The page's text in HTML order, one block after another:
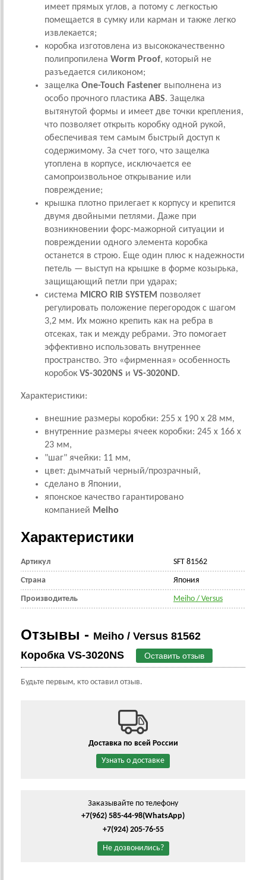
имеет прямых углов, а потому с легкостью
помещается в сумку или карман и также легко
извлекается;
коробка изготовлена из высококачественно
полипропилена Worm Proof, который не
разъедается силиконом;
защелка One-Touch Fastener выполнена из
особо прочного пластика ABS. Защелка
вытянутой формы и имеет две точки крепления,
что позволяет открыть коробку одной рукой,
обеспечивая тем самым быстрый доступ к
содержимому. За счет того, что защелка
утоплена в корпусе, исключается ее
самопроизвольное открывание или
повреждение;
крышка плотно прилегает к корпусу и крепится
двумя двойными петлями. Даже при
возникновении форс-мажорной ситуации и
повреждении одного элемента коробка
останется в строю. Еще один плюс к надежности
петель — выступ на крышке в форме козырька,
защищающий петли при ударах;
система MICRO RIB SYSTEM позволяет
регулировать положение перегородок с шагом
3,2 мм. Их можно крепить как на ребра в
отсеках, так и между ребрами. Это помогает
эффективно использовать внутреннее
пространство. Это «фирменная» особенность
коробок VS-3020NS и VS-3020ND.
Характеристики:
внешние размеры коробки: 255 x 190 x 28 мм,
внутренние размеры ячеек коробки: 245 x 166 x
23 мм,
"шаг" ячейки: 11 мм,
цвет: дымчатый черный/прозрачный,
сделано в Японии,
японское качество гарантировано
компанией Meiho
Характеристики
Артикул SFT 81562
Страна Япония
Производитель Meiho / Versus
Отзывы - Meiho / Versus 81562
Коробка VS-3020NS
Оставить отзыв
Будьте первым, кто оставил отзыв.
Доставка по всей России
Узнать о доставке
Заказывайте по телефону
+7(962) 585-44-98(WhatsApp)
+7(924) 205-76-55
Не дозвонились?